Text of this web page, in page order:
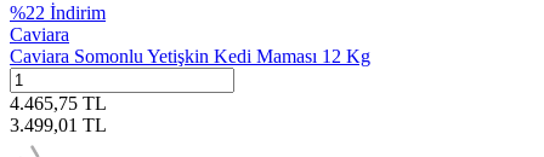
%22 İndirim
Caviara
Caviara Somonlu Yetişkin Kedi Maması 12 Kg
4.465,75 TL
3.499,01 TL